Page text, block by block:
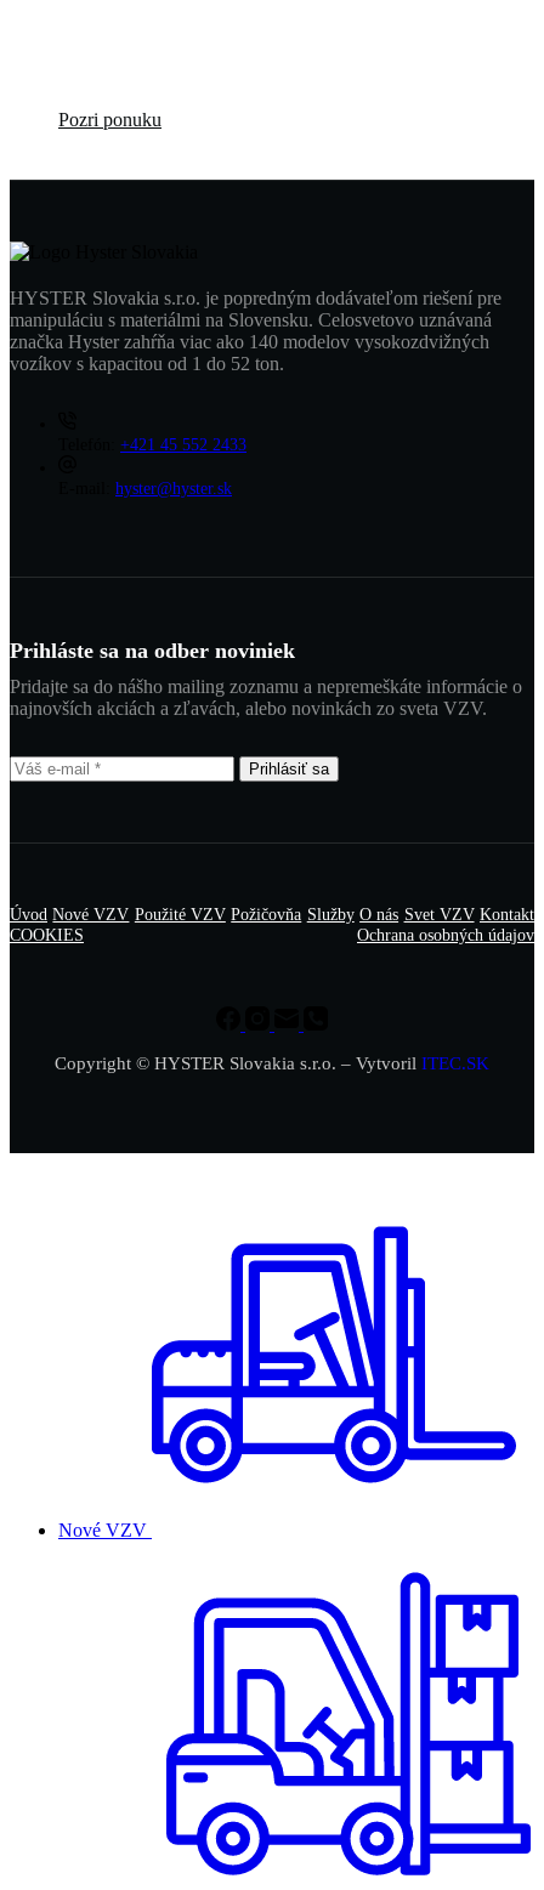
Pozri ponuku
HYSTER Slovakia s.r.o. je popredným dodávateľom riešení pre
manipuláciu s materiálmi na Slovensku. Celosvetovo uznávaná
značka Hyster zahŕňa viac ako 140 modelov vysokozdvižných
vozíkov s kapacitou od 1 do 52 ton.
+421 45 552 2433
hyster@hyster.sk
Prihláste sa na odber noviniek
Pridajte sa do nášho mailing zoznamu a nepremeškáte informácie o
najnovších akciách a zľavách, alebo novinkách zo sveta VZV.
Prihlásiť sa
Úvod Nové VZV Použité VZV Požičovňa Služby O nás Svet VZV Kontakt
COOKIES
Ochrana osobných údajov
Copyright © HYSTER Slovakia s.r.o. – Vytvoril ITEC.SK
Nové VZV